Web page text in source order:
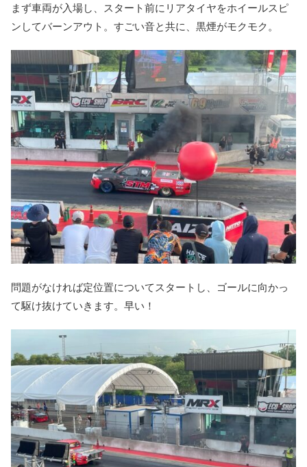
まず車両が入場し、スタート前にリアタイヤをホイールスピ
ンしてバーンアウト。すごい音と共に、黒煙がモクモク。
問題がなければ定位置についてスタートし、ゴールに向かっ
て駆け抜けていきます。早い！